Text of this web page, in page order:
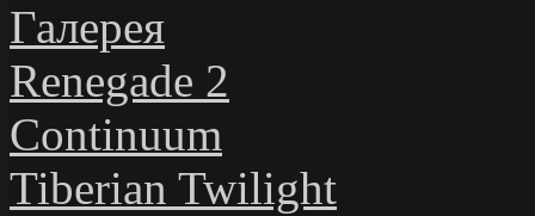
Галерея
Renegade 2
Continuum
Tiberian Twilight